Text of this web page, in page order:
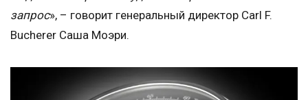
запрос», – говорит генеральный директор Carl F.
Bucherer Саша Моэри.